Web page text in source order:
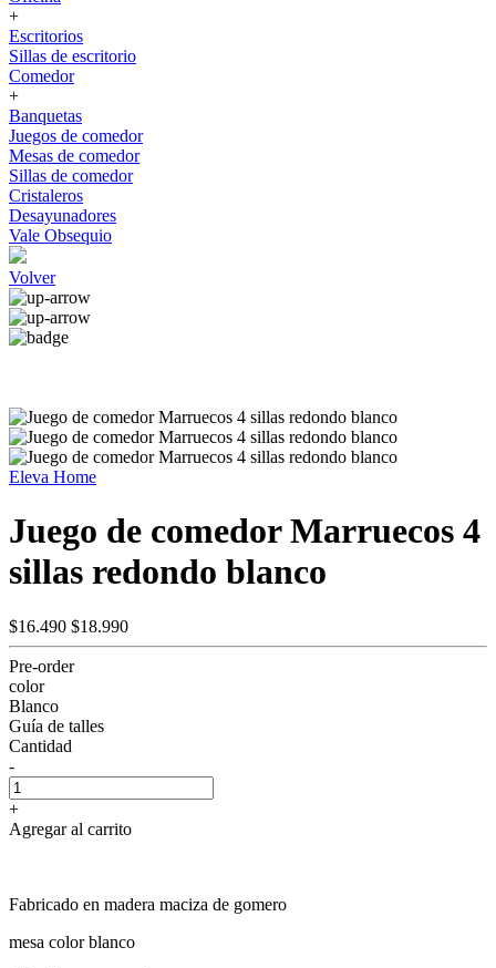
+
Escritorios
Sillas de escritorio
Comedor
+
Banquetas
Juegos de comedor
Mesas de comedor
Sillas de comedor
Cristaleros
Desayunadores
Vale Obsequio
Volver
Eleva Home
Juego de comedor Marruecos 4
sillas redondo blanco
$16.490 $18.990
Pre-order
color
Blanco
Guía de talles
Cantidad
-
+
Agregar al carrito
Fabricado en madera maciza de gomero
mesa color blanco